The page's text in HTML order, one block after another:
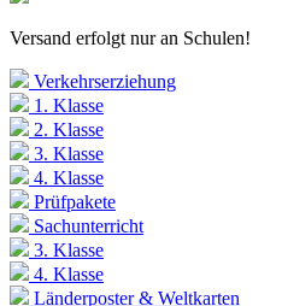
Versand erfolgt nur an Schulen!
Verkehrserziehung
1. Klasse
2. Klasse
3. Klasse
4. Klasse
Prüfpakete
Sachunterricht
3. Klasse
4. Klasse
Länderposter & Weltkarten